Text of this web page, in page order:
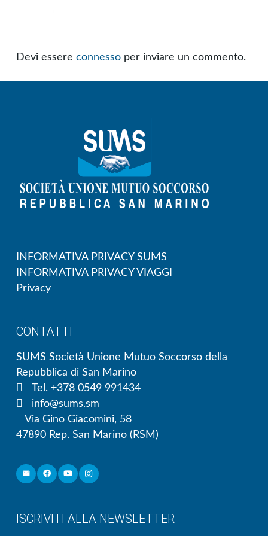
Devi essere connesso per inviare un commento.
INFORMATIVA PRIVACY SUMS
INFORMATIVA PRIVACY VIAGGI
Privacy
CONTATTI
SUMS Società Unione Mutuo Soccorso della
Repubblica di San Marino
Tel. +378 0549 991434
info@sums.sm
Via Gino Giacomini, 58
47890 Rep. San Marino (RSM)
ISCRIVITI ALLA NEWSLETTER